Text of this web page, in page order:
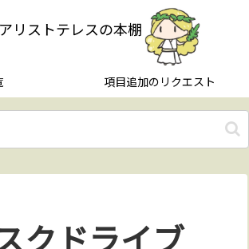
アリストテレスの本棚
項目追加のリクエスト
クドライブ